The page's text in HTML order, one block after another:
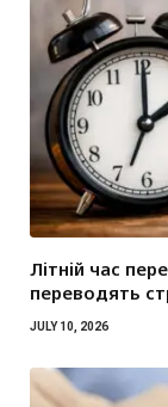
Літній час
переводять
JULY 10, 2026